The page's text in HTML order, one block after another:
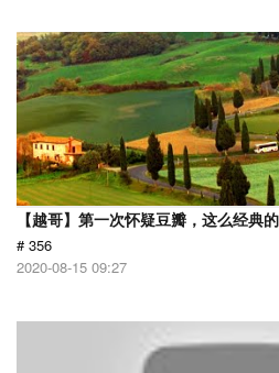
【越哥】第一次怀疑豆瓣，这么经典
# 356
2020-08-15 09:27